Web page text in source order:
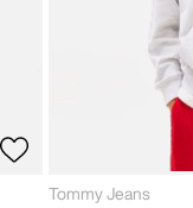
Tommy Jeans